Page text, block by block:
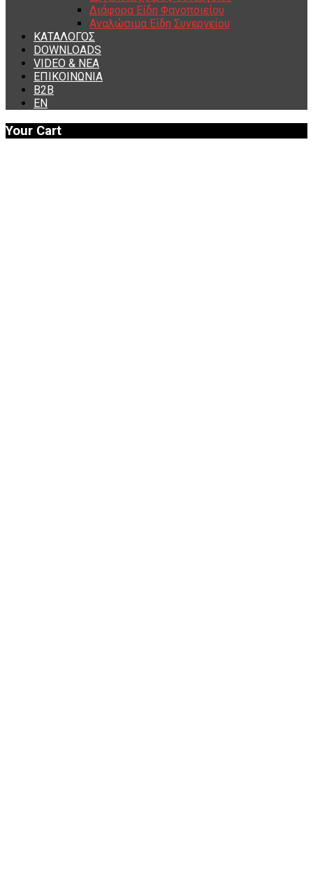
Διάφορα Είδη Φανοποιείου
Αναλώσιμα Είδη Συνεργείου
ΚΑΤΑΛΟΓΟΣ
DOWNLOADS
VIDEO & ΝΕΑ
ΕΠΙΚΟΙΝΩΝΙΑ
B2B
ΕΝ
Your Cart